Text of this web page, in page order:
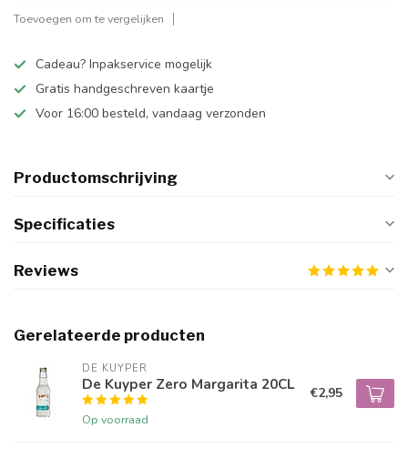
Toevoegen om te vergelijken
Cadeau? Inpakservice mogelijk
Gratis handgeschreven kaartje
Voor 16:00 besteld, vandaag verzonden
Productomschrijving
Specificaties
Reviews
Gerelateerde producten
DE KUYPER
De Kuyper Zero Margarita 20CL
Op voorraad
€2,95